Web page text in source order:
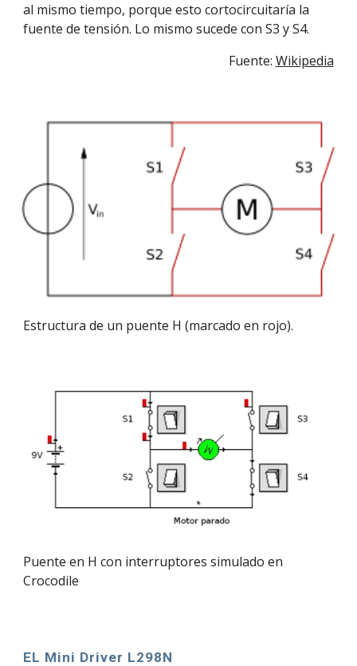
al mismo tiempo, porque esto cortocircuitaría la
fuente de tensión. Lo mismo sucede con S3 y S4.
Fuente: Wikipedia
Estructura de un puente H (marcado en rojo).
Puente en H con interruptores simulado en
Crocodile
EL Mini Driver L298N